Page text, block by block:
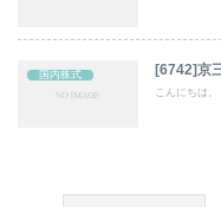
国内株式 [6742]京
こんにちは